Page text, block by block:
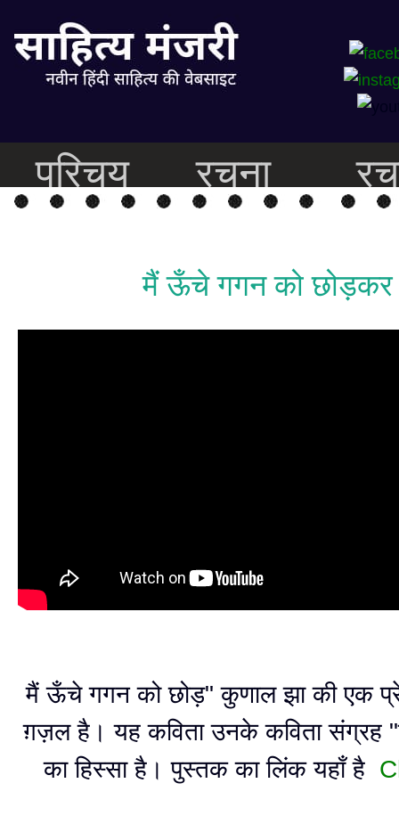
परिचय रचना
मैं ऊँचे गगन को छोड़कर
मैं ऊँचे गगन को छोड़" कुणाल झा की एक
ग़ज़ल है। यह कविता उनके कविता संग्रह
का हिस्सा है। पुस्तक का लिंक यहाँ है